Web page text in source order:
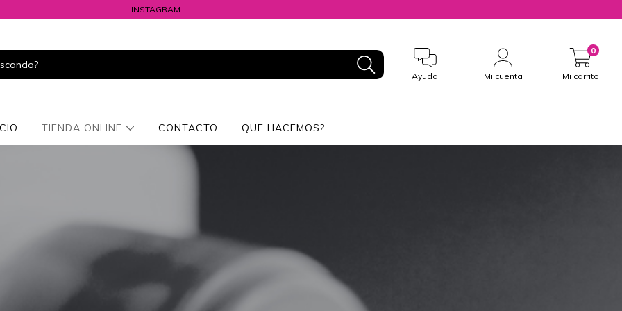
INSTAGRAM
Ayuda Mi cuenta Mi carrito
0
TIENDA ONLINE CONTACTO QUE HACEMOS?